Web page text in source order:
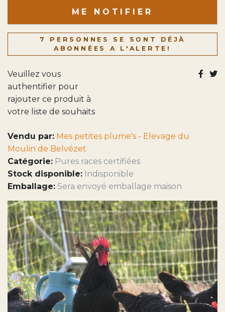
ME NOTIFIER
7 PERSONNES SE SONT DÉJÀ
ABONNÉES A L'ALERTE!
Veuillez vous
authentifier pour
rajouter ce produit à
votre liste de souhaits
Vendu par: Mes petites plume's - Elevage du
Moulin de Belvézet
Catégorie: Pures races certifiées
Stock disponible: Indisponible
Emballage: Sera envoyé emballage maison